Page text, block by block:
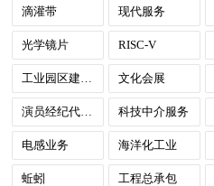
滴灌带 现代服务
光学镜片 RISC-V
文化会展
科技中介服务
电感业务 海洋化工业
蚯蚓 工程总承包